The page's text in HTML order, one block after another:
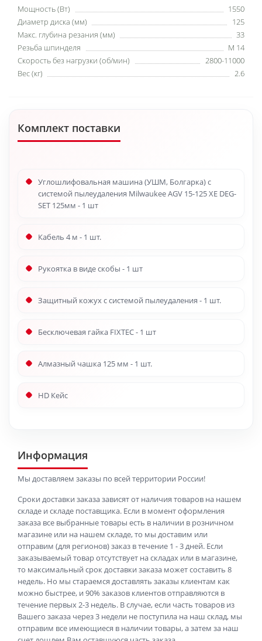
Мощность (Вт)
1550
Диаметр диска (мм)
125
Макс. глубина резания (мм)
33
Резьба шпинделя
M 14
Скорость без нагрузки (об/мин)
2800-11000
Вес (кг)
2.6
Комплект поставки
Углошлифовальная машина (УШМ, Болгарка) с
системой пылеудаления Milwaukee AGV 15-125 XE DEG-
SET 125мм - 1 шт
Кабель 4 м - 1 шт.
Рукоятка в виде скобы - 1 шт
Защитный кожух с системой пылеудаления - 1 шт.
Бесключевая гайка FIXTEC - 1 шт
Алмазный чашка 125 мм - 1 шт.
HD Кейс
Информация
Мы доставляем заказы по всей территории России!
Сроки доставки заказа зависят от наличия товаров на нашем
складе и складе поставщика. Если в момент оформления
заказа все выбранные товары есть в наличии в розничном
магазине или на нашем складе, то мы доставим или
отправим (для регионов) заказ в течение 1 - 3 дней. Если
заказываемый товар отсутствует на складах или в магазине,
то максимальный срок доставки заказа может составить 8
недель. Но мы стараемся доставлять заказы клиентам как
можно быстрее, и 90% заказов клиентов отправляются в
течение первых 2-3 недель. В случае, если часть товаров из
Вашего заказа через 3 недели не поступила на наш склад, мы
отправим все имеющиеся в наличии товары, а затем за наш